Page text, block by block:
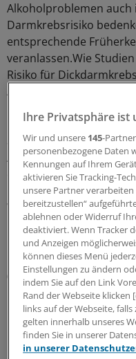
Alkoholproblemen
Darmkrebsrisiko
entsprechende
veranlassen.Wie
Risiko für
Alkohols.
Demnach erhöhe
alkoholischen
Alkohol täglich - das
die DGVS.
Wer mehr trinke,
Prozent. "Leider gibt
Grenze", erklärt
Christian Trautwein von
(eb)
Schlagworte:
Ihre Privatsphäre ist
Wir und unsere 145-
personenbezogene Daten
Kennungen auf Ihrem
aktivieren Sie Tracking-
unsere Partner
bereitzustellen“
ablehnen oder Widerruf
deaktiviert. Wenn Tracker
und Anzeigen
können dieses Menü
Einstellungen zu ändern
indem Sie auf den Link
Rand der Webseite
links auf der Webseite,
gelten innerhalb unseres
finden Sie in unserer
in unserer